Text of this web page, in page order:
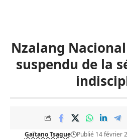
Nzalang
suspendu de la
Gaïtano Tsague Publié 14 février